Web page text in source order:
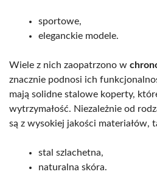
sportowe,
eleganckie modele.
Wiele z nich zaopatrzono w
znacznie podnosi ich
mają solidne stalowe koperty,
wytrzymałość. Niezależnie od
są z wysokiej jakości materiałów,
stal szlachetna,
naturalna skóra.